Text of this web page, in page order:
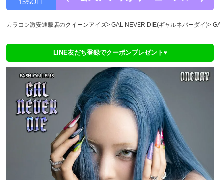
15%OFF
カラコン激安通販店のクイーンアイズ GAL NEVER DIE(ギャルネバーダイ)
LINE友だち登録でクーポンプレゼント♥